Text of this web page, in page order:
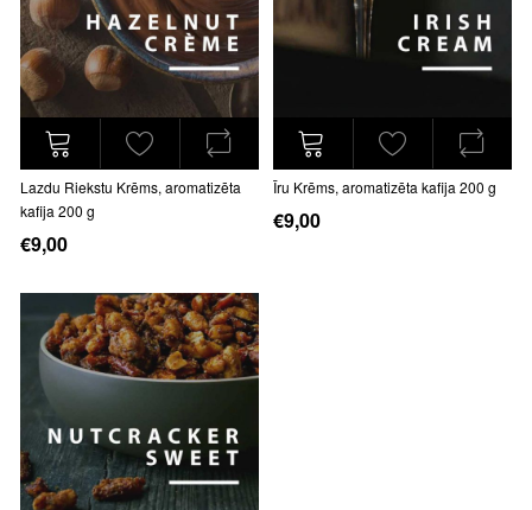
Lazdu Riekstu Krēms, aromatizēta
kafija 200 g
€9,00
Īru Krēms, aromatizēta kafija 200 g
€9,00